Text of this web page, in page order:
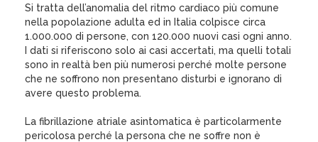
Si tratta dell’anomalia del ritmo cardiaco più comune
nella popolazione adulta ed in Italia colpisce circa
1.000.000 di persone, con 120.000 nuovi casi ogni anno.
I dati si riferiscono solo ai casi accertati, ma quelli totali
sono in realtà ben più numerosi perché molte persone
che ne soffrono non presentano disturbi e ignorano di
avere questo problema.
La fibrillazione atriale asintomatica è particolarmente
pericolosa perché la persona che ne soffre non è